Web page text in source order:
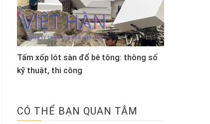
Tấm xốp lót sàn đổ bê tông: thông số
kỹ thuật, thi công
CÓ THỂ BẠN QUAN TÂM